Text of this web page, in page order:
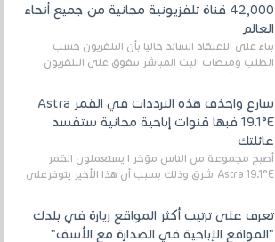
42,000 قناة تلفزيونية مجانية من جميع أنحاء
العالم
بناءً على الاعتقاد السائد حاليًا بأن التلفزيون حسب
الطلب ومنصات البث المباشر تتفوق على التلفزيون
الرقمي الأرضي التقليدي، يُعدّ IPTV-org خيار...
سارع واحذف هذه الترددات في القمر Astra
19.1°E فبها قنوات إباحية مجانية ستفسد
عائلتك
أصبح مجموعة من الناس مؤخر ا يستعملون القمر
Astra 19.1°E شرق وذلك بسبب أن هذا الأخير يتوفرعلى
تعرف على ترتيب أكثر المواقع زيارة في بلدك
"المواقع الإباحية في الصدارة مع الأسف"